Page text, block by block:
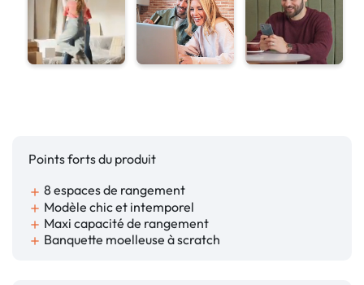
Points forts du produit
add 8 espaces de rangement
add Modèle chic et intemporel
add Maxi capacité de rangement
add Banquette moelleuse à scratch